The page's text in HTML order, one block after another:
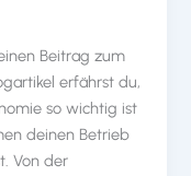
Beitrag zum
erfährst du,
so wichtig ist
deinen Betrieb
Von der